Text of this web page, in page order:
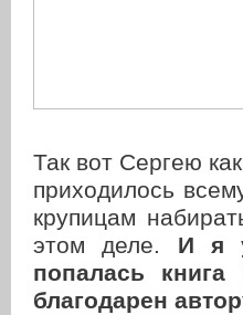
Так вот Сергею
приходилось
крупицам
этом деле. И я
попалась
благодарен